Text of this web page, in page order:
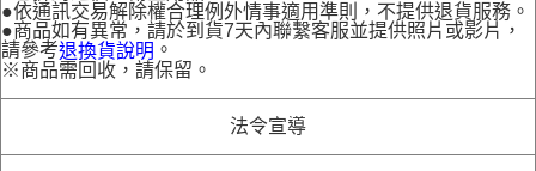
●依通訊交易解除權合理例外情事適用準則，不提供退貨服務。
●商品如有異常，請於到貨7天內聯繫客服並提供照片或影片，
請參考退換貨說明 。
※商品需回收，請保留。
法令宣導